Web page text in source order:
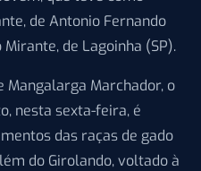
de Antonio Fernando
de Lagoinha (SP).
Mangalarga Marchador, o
nesta sexta-feira, é
das raças de gado
do Girolando, voltado à